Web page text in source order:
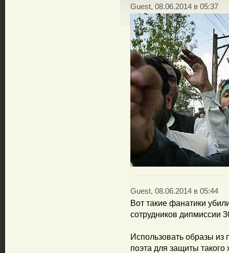
Guest, 08.06.2014 в 05:37
Guest, 08.06.2014 в 05:44
Вот такие фанатики
сотрудников дипмиссии
Использовать образы из
поэта для защиты